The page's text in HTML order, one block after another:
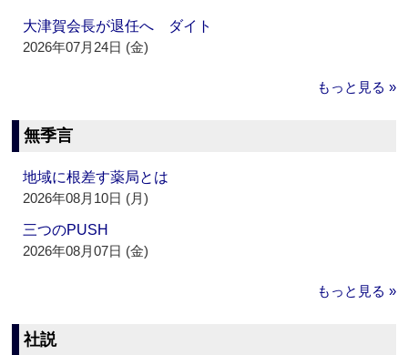
大津賀会長が退任へ ダイト
2026年07月24日 (金)
もっと見る »
無季言
地域に根差す薬局とは
2026年08月10日 (月)
三つのPUSH
2026年08月07日 (金)
もっと見る »
社説